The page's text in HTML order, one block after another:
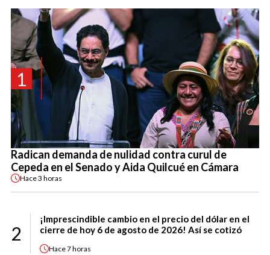
1
Radican demanda de nulidad contra curul de
Cepeda en el Senado y Aida Quilcué en Cámara
Hace3 horas
2
¡Imprescindible cambio en el precio del dólar en el
cierre de hoy 6 de agosto de 2026! Así se cotizó
Hace7 horas